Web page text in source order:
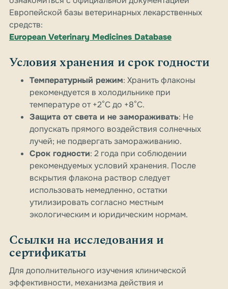
Европейской базы ветеринарных лекарственных
средств:
European Veterinary Medicines Database
Условия хранения и срок годности
Температурный режим: Хранить флаконы
рекомендуется в холодильнике при
температуре от +2°С до +8°С.
Защита от света и не замораживать: Не
допускать прямого воздействия солнечных
лучей; не подвергать замораживанию.
Срок годности: 2 года при соблюдении
рекомендуемых условий хранения. После
вскрытия флакона раствор следует
использовать немедленно, остатки
утилизировать согласно местным
экологическим и юридическим нормам.
Ссылки на исследования и
сертификаты
Для дополнительного изучения клинической
эффективности, механизма действия и